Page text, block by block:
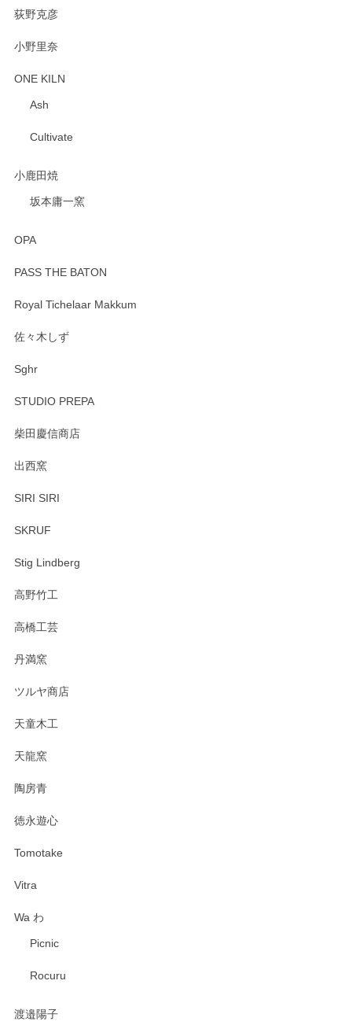
荻野克彦
小野里奈
ONE KILN
Ash
Cultivate
小鹿田焼
坂本庸一窯
OPA
PASS THE BATON
Royal Tichelaar Makkum
佐々木しず
Sghr
STUDIO PREPA
柴田慶信商店
出西窯
SIRI SIRI
SKRUF
Stig Lindberg
高野竹工
高橋工芸
丹満窯
ツルヤ商店
天童木工
天龍窯
陶房青
徳永遊心
Tomotake
Vitra
Wa わ
Picnic
Rocuru
渡邉陽子